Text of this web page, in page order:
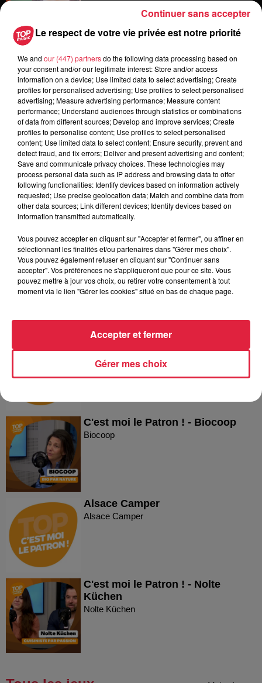
6 août 2026
pape à Metz en septembre
5 août 2026
Europa-Park : des précisons sur
l’après Euro-Mir
Reproland
Reproland
Plakar
Plakar
C'est moi le Patron ! - Biocoop
Biocoop
Alsace Camper
Alsace Camper
C'est moi le Patron ! - Nolte
Küchen
Nolte Küchen
Le respect de votre vie privée est notre priorité
We and our (447) partnersdo the following data processing based on
your consent and/or our legitimate interest: Store and/or access
information on a device; Use limited data to select advertising; Create
profiles for personalised advertising; Use profiles to select personalised
advertising; Measure advertising performance; Measure content
performance; Understand audiences through statistics or combinations
of data from different sources; Develop and improve services; Create
profiles to personalise content; Use profiles to select personalised
content; Use limited data to select content; Ensure security, prevent and
detect fraud, and fix errors; Deliver and present advertising and content;
Save and communicate privacy choices. These technologies may
process personal data such as IP address and browsing data to offer
following functionalities: Identify devices based on information actively
requested; Use precise geolocation data; Match and combine data from
other data sources; Link different devices; Identify devices based on
information transmitted automatically.
Vous pouvez accepter en cliquant sur "Accepter et fermer", ou affiner en
sélectionnant les finalités et/ou partenaires dans "Gérer mes choix".
Vous pouvez également refuser en cliquant sur "Continuer sans
accepter". Vos préférences ne s'appliqueront que pour ce site. Vous
pouvez mettre à jour vos choix, ou retirer votre consentement à tout
moment via le lien "Gérer les cookies" situé en bas de chaque page.
Gérer mes choix
Accepter et fermer
Continuer sans accepter